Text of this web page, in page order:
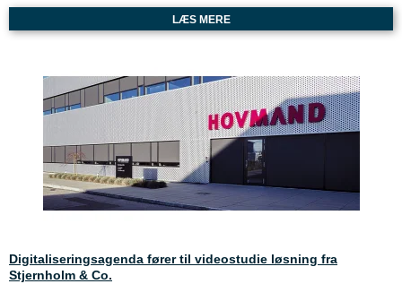
LÆS MERE
Digitaliseringsagenda fører til videostudie løsning fra
Stjernholm & Co.